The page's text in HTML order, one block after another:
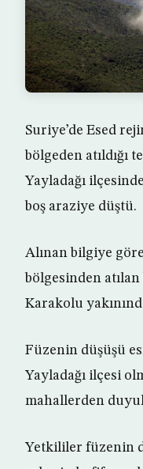
Suriye’de Esed
bölgeden atıldığı
Yayladağı
boş araziye düştü.
Alınan bilgiye
bölgesinden
Karakolu
Füzenin düşüşü
Yayladağı ilçesi
mahallerden
Yetkililer füzenin